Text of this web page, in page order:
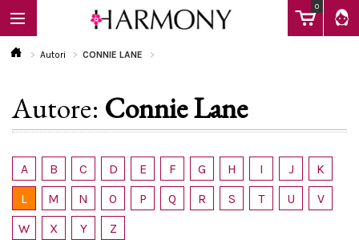
0
EBOOK
LIBRI
Calendario
Autori CONNIE LANE
Autore: Connie Lane
A B C D E F G H I J
K
L
M N O P Q R S T U
V
W
X Y Z